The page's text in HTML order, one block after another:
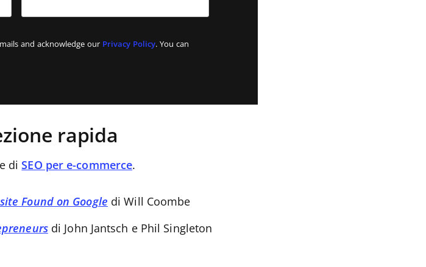
and acknowledge our Privacy Policy. You can
rapida
diSEO per e-commerce.
Found on Google di Will Coombe
di John Jantsch e Phil Singleton